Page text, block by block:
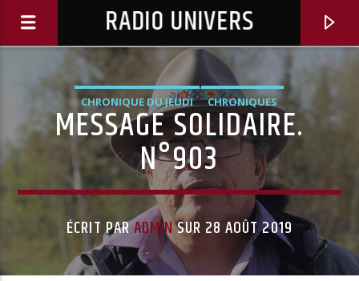
RADIO UNIVERS
CHRONIQUE DU JEUDI CHRONIQUES
MESSAGE SOLIDAIRE.
N°903
ÉCRIT PARADMINSUR 28 AOÛT 2019